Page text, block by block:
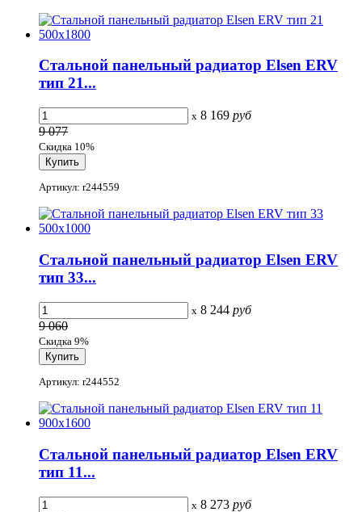
Стальной панельный радиатор Elsen ERV
тип 21...
x 8 169 руб
9 077
Скидка 10%
Артикул: r244559
Стальной панельный радиатор Elsen ERV
тип 33...
x 8 244 руб
9 060
Скидка 9%
Артикул: r244552
Стальной панельный радиатор Elsen ERV
тип 11...
x 8 273 руб